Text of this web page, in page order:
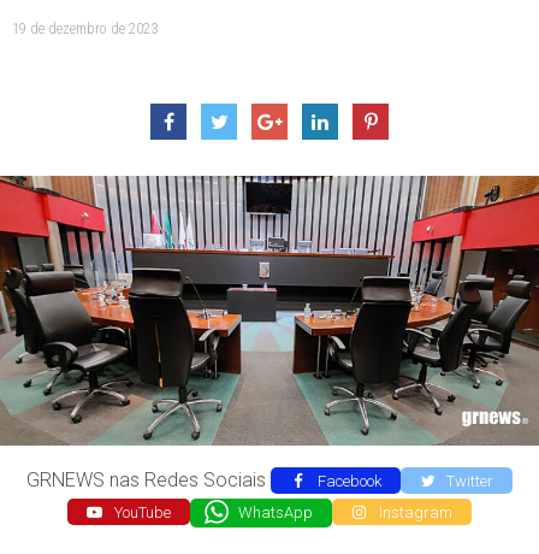
19 de dezembro de 2023
GRNEWS nas Redes Sociais Facebook
Twitter
YouTube
WhatsApp Instagram